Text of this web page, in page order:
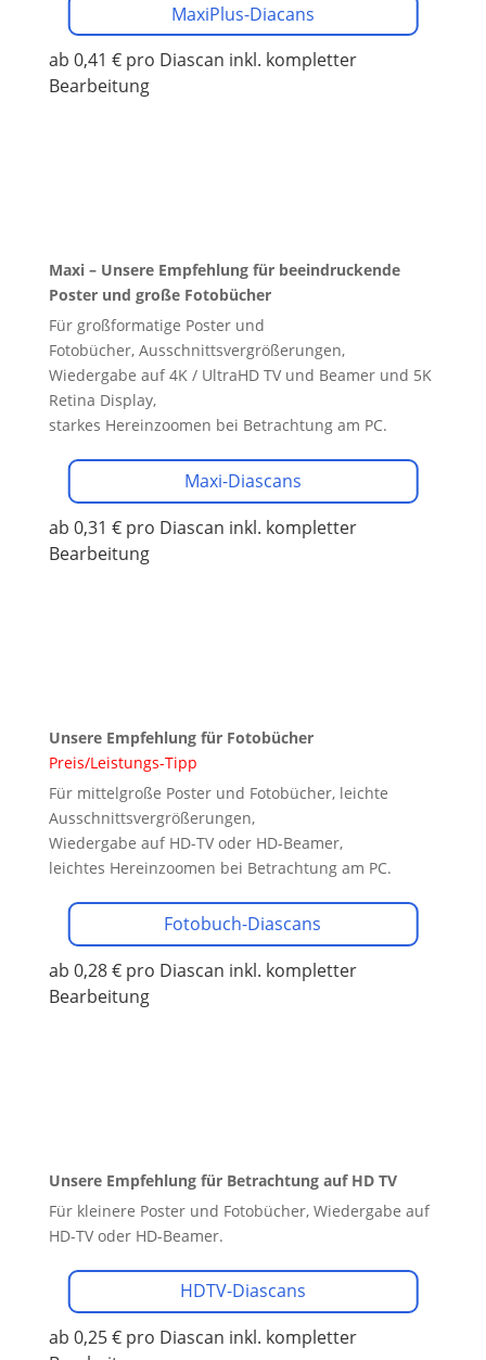
MaxiPlus-Diacans
ab 0,41 € pro Diascan inkl. kompletter
Bearbeitung
Maxi – Unsere Empfehlung für beeindruckende
Poster und große Fotobücher
Für großformatige Poster und
Fotobücher, Ausschnittsvergrößerungen,
Wiedergabe auf 4K / UltraHD TV und Beamer und 5K
Retina Display,
starkes Hereinzoomen bei Betrachtung am PC.
Maxi-Diascans
ab 0,31 € pro Diascan inkl. kompletter
Bearbeitung
Unsere Empfehlung für Fotobücher
Preis/Leistungs-Tipp
Für mittelgroße Poster und Fotobücher, leichte
Ausschnittsvergrößerungen,
Wiedergabe auf HD-TV oder HD-Beamer,
leichtes Hereinzoomen bei Betrachtung am PC.
Fotobuch-Diascans
ab 0,28 € pro Diascan inkl. kompletter
Bearbeitung
Unsere Empfehlung für Betrachtung auf HD TV
Für kleinere Poster und Fotobücher, Wiedergabe auf
HD-TV oder HD-Beamer.
HDTV-Diascans
ab 0,25 € pro Diascan inkl. kompletter